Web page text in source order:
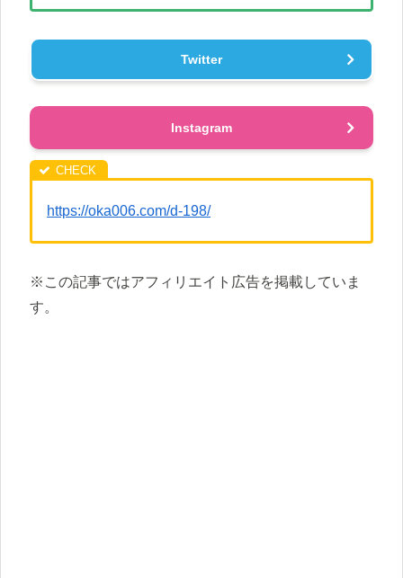
Twitter
Instagram
https://oka006.com/d-198/
※この記事ではアフィリエイト広告を掲載していま
す。